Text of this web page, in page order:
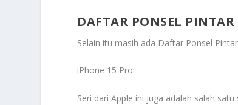
DAFTAR PONSEL
Selain itu masih ada Daftar Ponsel
iPhone 15 Pro
Seri dari Apple ini juga adalah salah